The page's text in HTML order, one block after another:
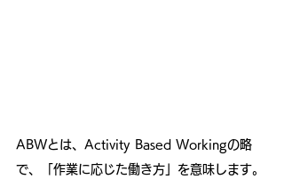
ABWとは、Activity Based Workingの略
で、「作業に応じた働き方」を意味します。